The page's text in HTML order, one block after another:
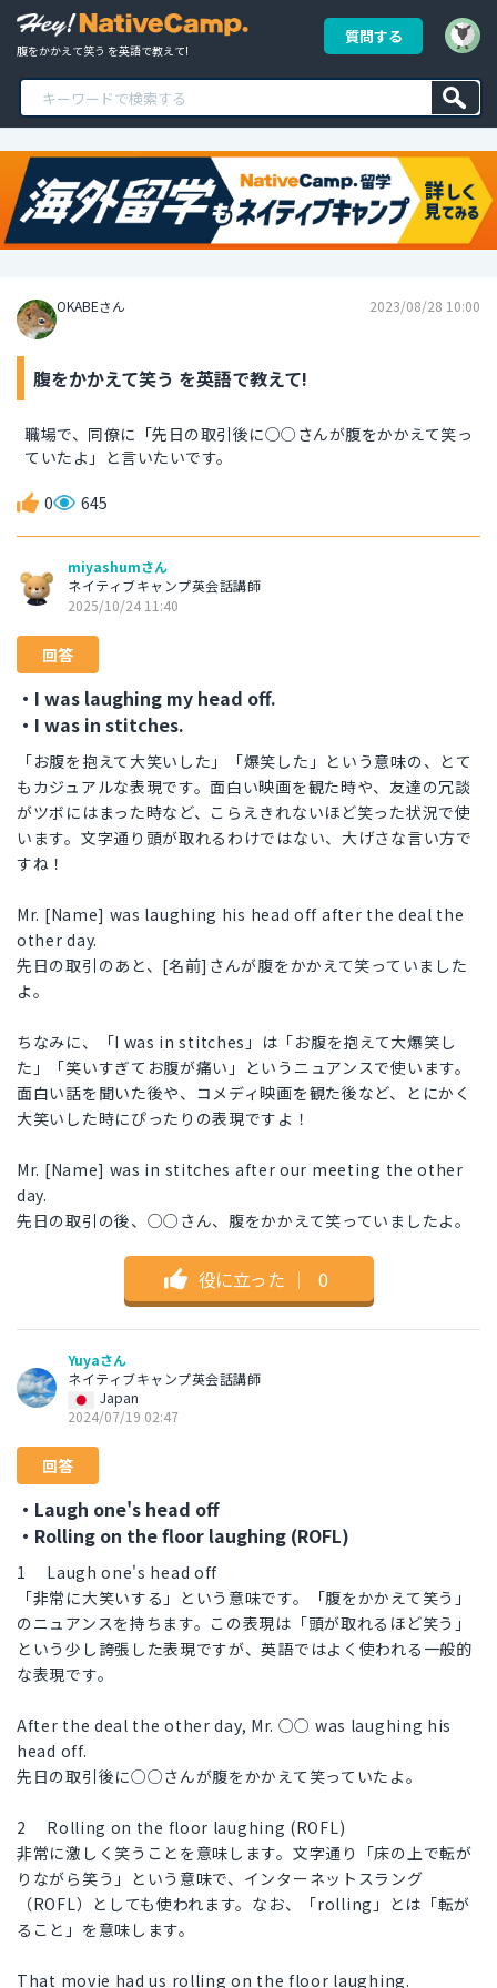
腹をかかえて笑う を英語で教えて!
質問する
OKABEさん 2023/08/28 10:00
腹をかかえて笑う を英語で教えて!
職場で、同僚に「先日の取引後に○○さんが腹をかかえて笑っ
ていたよ」と言いたいです。
0 645
miyashumさん
ネイティブキャンプ英会話講師
2025/10/24 11:40
回答
・I was laughing my head off.
・I was in stitches.
「お腹を抱えて大笑いした」「爆笑した」という意味の、とて
もカジュアルな表現です。面白い映画を観た時や、友達の冗談
がツボにはまった時など、こらえきれないほど笑った状況で使
います。文字通り頭が取れるわけではない、大げさな言い方で
すね！
Mr. [Name] was laughing his head off after the deal the
other day.
先日の取引のあと、[名前]さんが腹をかかえて笑っていました
よ。
ちなみに、「I was in stitches」は「お腹を抱えて大爆笑し
た」「笑いすぎてお腹が痛い」というニュアンスで使います。
面白い話を聞いた後や、コメディ映画を観た後など、とにかく
大笑いした時にぴったりの表現ですよ！
Mr. [Name] was in stitches after our meeting the other
day.
先日の取引の後、○○さん、腹をかかえて笑っていましたよ。
役に立った ｜ 0
Yuyaさん
ネイティブキャンプ英会話講師
Japan
2024/07/19 02:47
回答
・Laugh one's head off
・Rolling on the floor laughing (ROFL)
1 Laugh one's head off
「非常に大笑いする」という意味です。「腹をかかえて笑う」
のニュアンスを持ちます。この表現は「頭が取れるほど笑う」
という少し誇張した表現ですが、英語ではよく使われる一般的
な表現です。
After the deal the other day, Mr. ○○ was laughing his
head off.
先日の取引後に○○さんが腹をかかえて笑っていたよ。
2 Rolling on the floor laughing (ROFL)
非常に激しく笑うことを意味します。文字通り「床の上で転が
りながら笑う」という意味で、インターネットスラング
（ROFL）としても使われます。なお、「rolling」とは「転が
ること」を意味します。
That movie had us rolling on the floor laughing.